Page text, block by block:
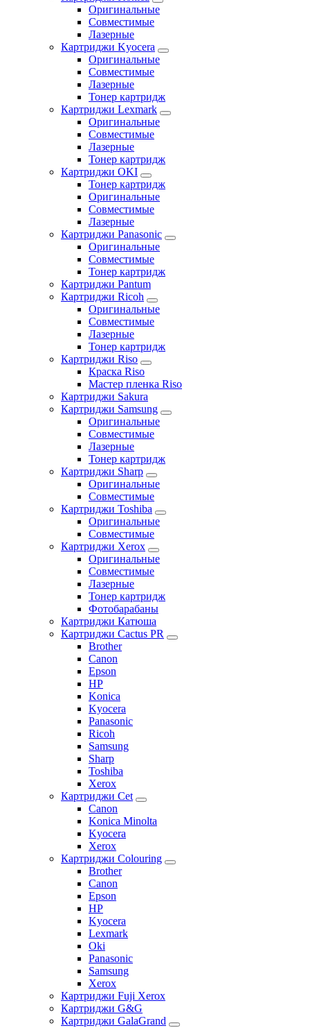
Оригинальные
Совместимые
Лазерные
Картриджи Kyocera
Оригинальные
Совместимые
Лазерные
Тонер картридж
Картриджи Lexmark
Оригинальные
Совместимые
Лазерные
Тонер картридж
Картриджи OKI
Тонер картридж
Оригинальные
Совместимые
Лазерные
Картриджи Panasonic
Оригинальные
Совместимые
Тонер картридж
Картриджи Pantum
Картриджи Ricoh
Оригинальные
Совместимые
Лазерные
Тонер картридж
Картриджи Riso
Краска Riso
Мастер пленка Riso
Картриджи Sakura
Картриджи Samsung
Оригинальные
Совместимые
Лазерные
Тонер картридж
Картриджи Sharp
Оригинальные
Совместимые
Картриджи Toshiba
Оригинальные
Совместимые
Картриджи Xerox
Оригинальные
Совместимые
Лазерные
Тонер картридж
Фотобарабаны
Картриджи Катюша
Картриджи Cactus PR
Brother
Canon
Epson
HP
Konica
Kyocera
Panasonic
Ricoh
Samsung
Sharp
Toshiba
Xerox
Картриджи Cet
Canon
Konica Minolta
Kyocera
Xerox
Картриджи Colouring
Brother
Canon
Epson
HP
Kyocera
Lexmark
Oki
Panasonic
Samsung
Xerox
Картриджи Fuji Xerox
Картриджи G&G
Картриджи GalaGrand